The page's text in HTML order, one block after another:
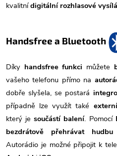
kvalitní digitální rozhlasové
Handsfree a Bluetooth
Díky handsfree funkci můžete
vašeho telefonu přímo na
dobře slyšela, se postará
případně lze využít také
který jesoučástí balení. Pomocí
bezdrátově přehrávat hudbu
Autorádio je možné připojit k